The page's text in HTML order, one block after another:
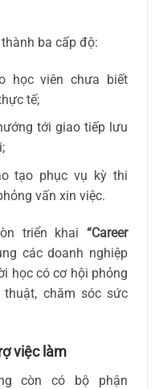
ba cấp độ:
học viên chưa biết
tế;
tới giao tiếp lưu
tạo phục vụ kỳ thi
vấn xin việc.
triển khai “Career
các doanh nghiệp
học có cơ hội phỏng
chăm sóc sức
việc làm
còn có bộ phận